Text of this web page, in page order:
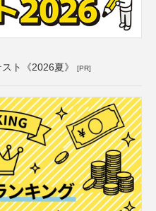
ト《2026夏》 [PR]